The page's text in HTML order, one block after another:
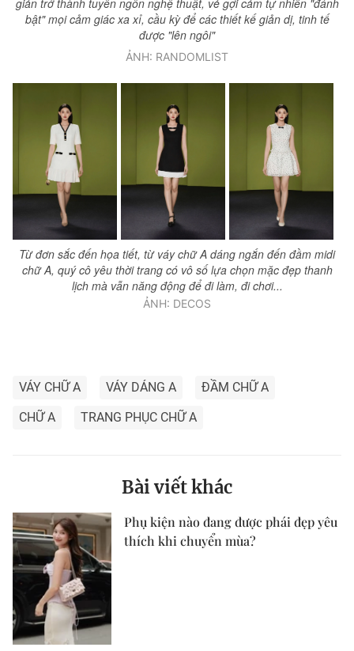
bật" mọi cảm giác xa xỉ, cầu kỳ để các thiết kế giản dị, tinh tế
được "lên ngôi"
ẢNH: RANDOMLIST
Từ đơn sắc đến họa tiết, từ váy chữ A dáng ngắn đến đầm midi
chữ A, quý cô yêu thời trang có vô số lựa chọn mặc đẹp thanh
lịch mà vẫn năng động để đi làm, đi chơi...
ẢNH: DECOS
VÁY CHỮ A VÁY DÁNG A
ĐẦM CHỮ A
CHỮ A
TRANG PHỤC CHỮ A
Bài viết khác
Phụ kiện nào đang được phái đẹp yêu
thích khi chuyển mùa?